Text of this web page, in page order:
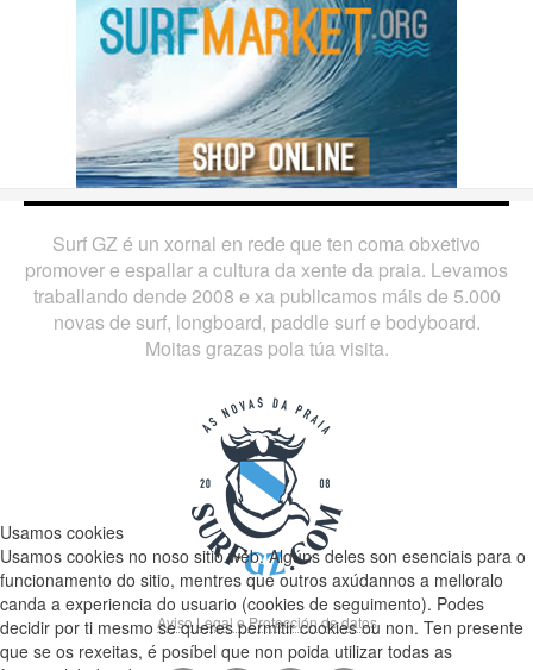
Surf GZ é un xornal en rede que ten coma obxetivo
promover e espallar a cultura da xente da praia. Levamos
traballando dende 2008 e xa publicamos máis de 5.000
novas de surf, longboard, paddle surf e bodyboard.
Moitas grazas pola túa visita.
Aviso Legal e Protección de datos
Usamos cookies
Usamos cookies no noso sitio web. Algúns deles son esenciais para o
funcionamento do sitio, mentres que outros axúdannos a melloralo
canda a experiencia do usuario (cookies de seguimento). Podes
decidir por ti mesmo se queres permitir cookies ou non. Ten presente
que se os rexeitas, é posíbel que non poida utilizar todas as